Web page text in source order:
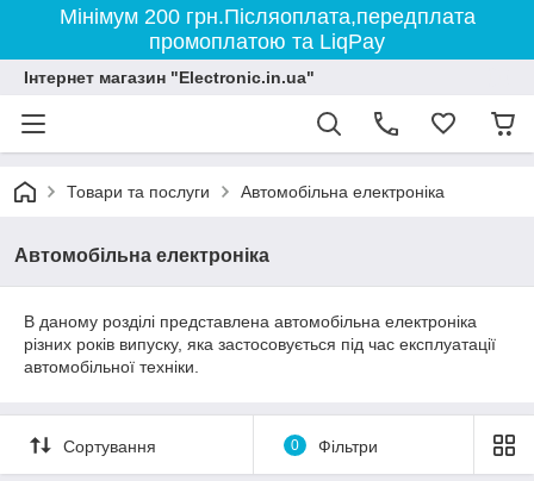
Мінімум 200 грн.Післяоплата,передплата
промоплатою та LiqPay
Інтернет магазин "Electronic.in.ua"
Товари та послуги Автомобільна електроніка
Автомобільна електроніка
В даному розділі представлена автомобільна електроніка
різних років випуску, яка застосовується під час експлуатації
автомобільної техніки.
Сортування 0 Фільтри